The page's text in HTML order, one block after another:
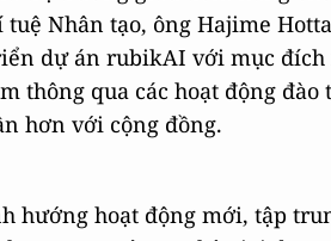
Nhân tạo, ông Hajime
dự án rubikAI với mục
thông qua các hoạt động đào
hơn với cộng đồng.
hướng hoạt động mới, tập